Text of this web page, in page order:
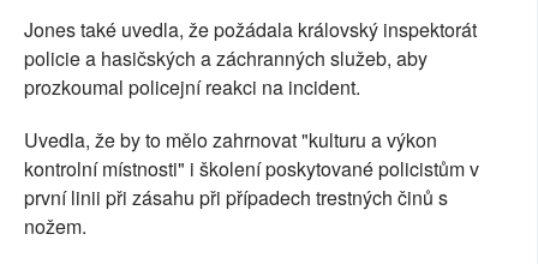
Jones také uvedla, že požádala královský inspektorát
policie a hasičských a záchranných služeb, aby
prozkoumal policejní reakci na incident.
Uvedla, že by to mělo zahrnovat "kulturu a výkon
kontrolní místnosti" i školení poskytované policistům v
první linii při zásahu při případech trestných činů s
nožem.